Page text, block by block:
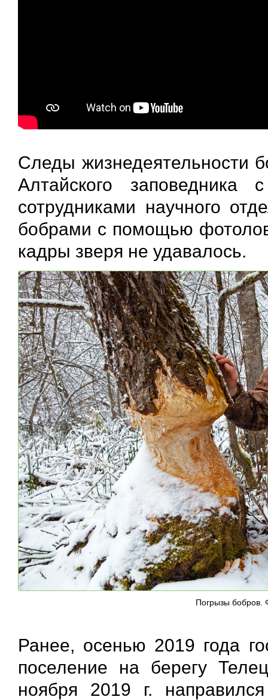
Следы жизнедеятельности
Алтайского
сотрудниками научного
бобрами с помощью
кадры зверя не удавалось.
Погрызы бобров.
Ранее, осенью 2019 года
поселение на берегу
ноября 2019 г.